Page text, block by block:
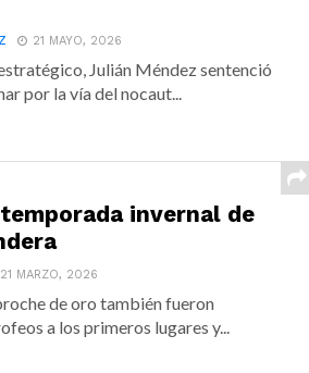
21 MAYO, 2026
Julián Méndez sentenció
por la vía del nocaut...
invernal de
21 MARZO, 2026
de oro también fueron
a los primeros lugares y...